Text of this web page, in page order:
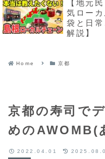
【地元
気ロー
袋と日
解説】
Home 京都
京都の寿司で
めのAWOMB(
2022.04.01